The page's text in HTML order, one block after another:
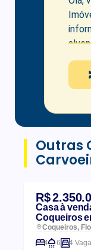
Outras
R$
Casa à
Coqueiros
Coqueiros,
4
6 4